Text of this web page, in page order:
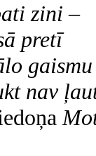
zini –
pretī
gaismu
nav